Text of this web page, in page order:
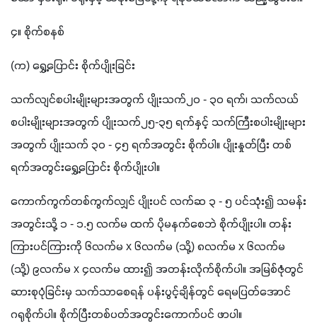
၄။ စိုက်စနစ်
(က) ရွှေ့ပြောင်း စိုက်ပျိုးခြင်း
သက်လျင်စပါးမျိုးများအတွက် ပျိုးသက်၂၀ - ၃၀ ရက်၊ သက်လယ်
စပါးမျိုးများအတွက် ပျိုးသက်၂၅-၃၅ ရက်နှင့် သက်ကြီးစပါးမျိုးများ
အတွက် ပျိုးသက် ၃၀ - ၄၅ ရက်အတွင်း စိုက်ပါ။ ပျိုးနှုတ်ပြီး တစ်
ရက်အတွင်းရွှေ့ပြောင်း စိုက်ပျိုးပါ။
ကောက်ကွက်တစ်ကွက်လျှင် ပျိုးပင် လက်ဆ ၃ - ၅ ပင်သုံး၍ သမန်း
အတွင်းသို့ ၁ - ၁.၅ လက်မ ထက် ပိုမနက်စေဘဲ စိုက်ပျိုးပါ။ တန်း
ကြားပင်ကြားကို ၆လက်မ x ၆လက်မ (သို့) ၈လက်မ x ၆လက်မ
(သို့) ၉လက်မ x ၄လက်မ ထား၍ အတန်းလိုက်စိုက်ပါ။ အမြစ်ဇုံတွင်
ဆားစုပုံခြင်းမှ သက်သာစေရန် ပန်းပွင့်ချိန်တွင် ရေမပြတ်အောင်
ဂရုစိုက်ပါ။ စိုက်ပြီးတစ်ပတ်အတွင်းကောက်ပင် ဖာပါ။